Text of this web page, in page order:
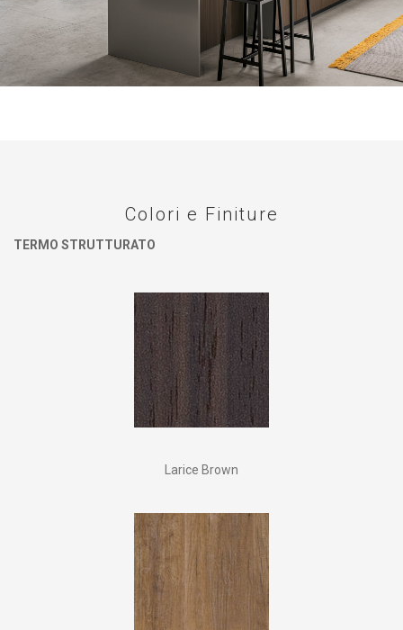
Colori e Finiture
TERMO STRUTTURATO
Larice Brown